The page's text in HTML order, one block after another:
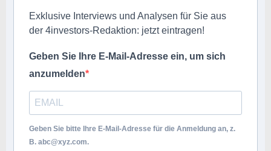
Exklusive Interviews und Analysen für Sie aus
der 4investors-Redaktion: jetzt eintragen!
Geben Sie Ihre E-Mail-Adresse ein, um sich
anzumelden
Geben Sie bitte Ihre E-Mail-Adresse für die Anmeldung an, z.
B. abc@xyz.com.